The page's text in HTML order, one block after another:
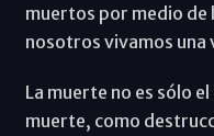
muertos por medio de
nosotros vivamos una
La muerte no es sólo
muerte, como